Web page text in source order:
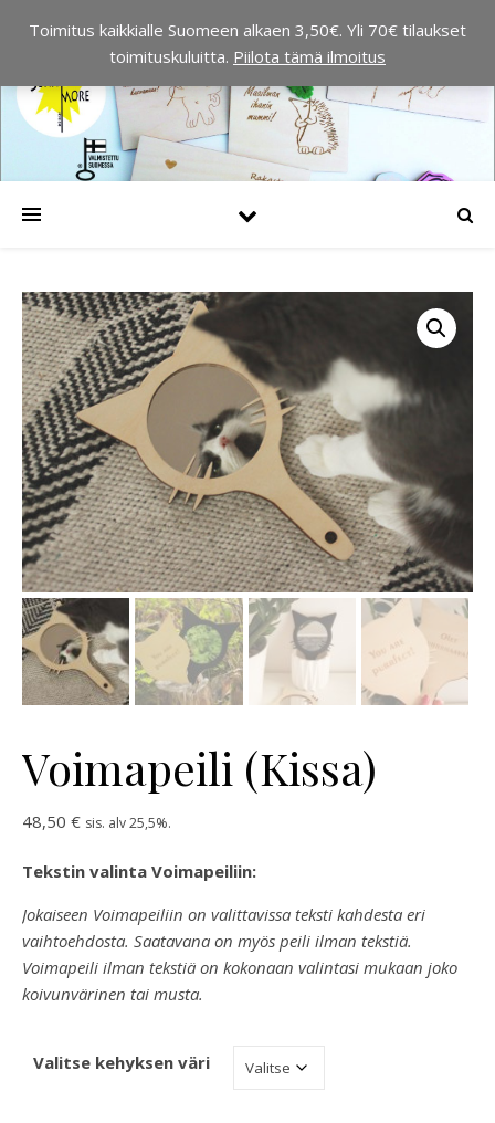
Voimapeili (Kissa)
48,50 € sis. alv 25,5%.
Tekstin valinta Voimapeiliin:
Jokaiseen Voimapeiliin on valittavissa teksti kahdesta eri
vaihtoehdosta. Saatavana on myös peili ilman tekstiä.
Voimapeili ilman tekstiä on kokonaan valintasi mukaan joko
koivunvärinen tai musta.
Valitse kehyksen väri
Toimitus kaikkialle Suomeen alkaen 3,50€. Yli 70€ tilaukset
toimituskuluitta. Piilota tämä ilmoitus